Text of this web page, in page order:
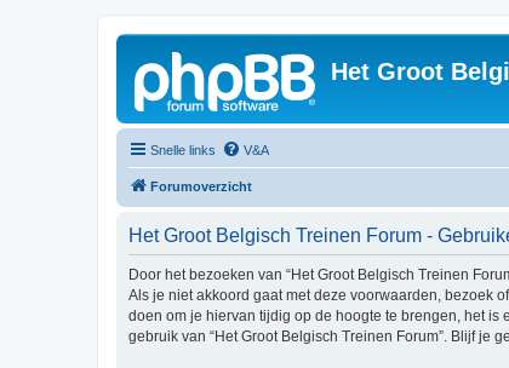
Het Groot
Snelle links V&A
Forumoverzicht
Het Groot Belgisch Treinen Forum -
Door het bezoeken van “Het Groot Belgisch Treinen
Als je niet akkoord gaat met deze voorwaarden, bezoek
doen om je hiervan tijdig op de hoogte te brengen, het
gebruik van “Het Groot Belgisch Treinen Forum”. Blijf je